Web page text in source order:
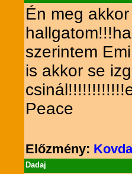
Én meg
szerintem
is akkor se
Peace
Előzmény:
Dadaj